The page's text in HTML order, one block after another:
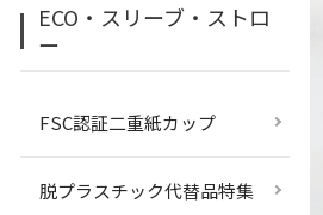
ECO・スリーブ・ストロ
ー
FSC認証二重紙カップ
脱プラスチック代替品特集